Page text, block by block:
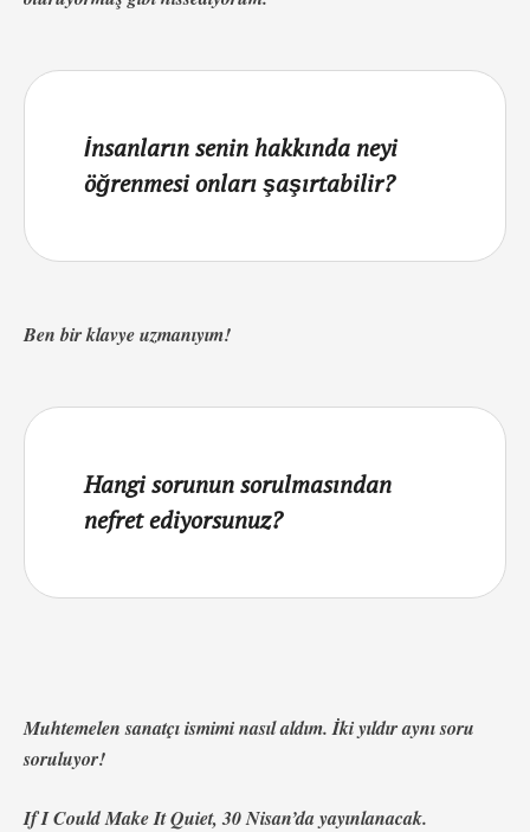
İnsanların senin hakkında neyi
öğrenmesi onları şaşırtabilir?
Ben bir klavye uzmanıyım!
Hangi sorunun sorulmasından
nefret ediyorsunuz?
Muhtemelen sanatçı ismimi nasıl aldım. İki yıldır aynı soru
soruluyor!
If I Could Make It Quiet, 30 Nisan’da yayınlanacak.